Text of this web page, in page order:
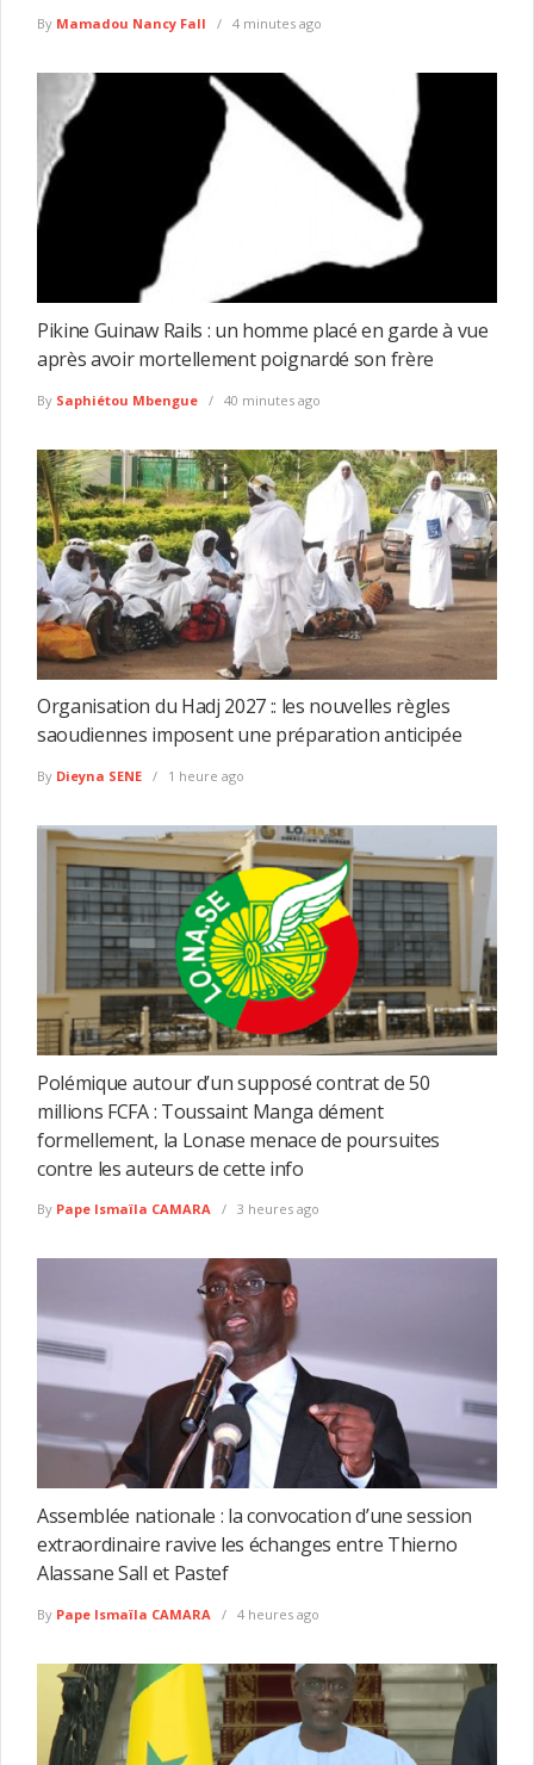
By Mamadou Nancy Fall 4 minutes ago
Pikine Guinaw Rails : un homme placé en garde à vue
après avoir mortellement poignardé son frère
By Saphiétou Mbengue 40 minutes ago
Organisation du Hadj 2027 :: les nouvelles règles
saoudiennes imposent une préparation anticipée
By Dieyna SENE 1 heure ago
Polémique autour d’un supposé contrat de 50
millions FCFA : Toussaint Manga dément
formellement, la Lonase menace de poursuites
contre les auteurs de cette info
By Pape Ismaïla CAMARA 3 heures ago
Assemblée nationale : la convocation d’une session
extraordinaire ravive les échanges entre Thierno
Alassane Sall et Pastef
By Pape Ismaïla CAMARA 4 heures ago